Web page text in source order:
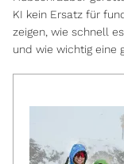
KI kein Ersatz für
zeigen, wie schnell
und wie wichtig eine